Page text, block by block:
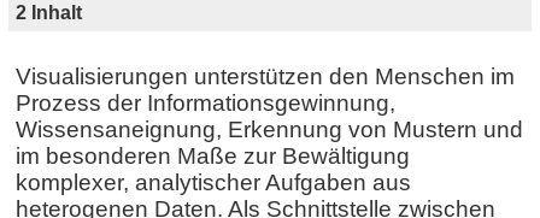
2 Inhalt
Visualisierungen unterstützen den Menschen im
Prozess der Informationsgewinnung,
Wissensaneignung, Erkennung von Mustern und
im besonderen Maße zur Bewältigung
komplexer, analytischer Aufgaben aus
heterogenen Daten. Als Schnittstelle zwischen